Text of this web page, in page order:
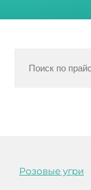
Розовые угри